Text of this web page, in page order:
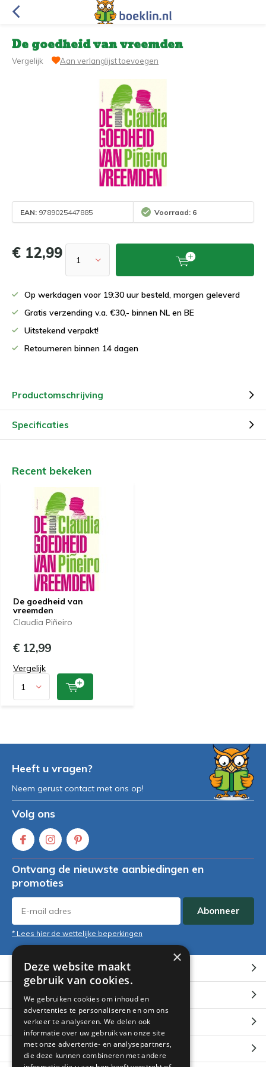
De goedheid van vreemden
Vergelijk Aan verlanglijst toevoegen
EAN: 9789025447885 Voorraad: 6
€ 12,99
Op werkdagen voor 19:30 uur besteld, morgen geleverd
Gratis verzending v.a. €30,- binnen NL en BE
Uitstekend verpakt!
Retourneren binnen 14 dagen
Productomschrijving
Specificaties
Recent bekeken
De goedheid van
vreemden
Claudia Piñeiro
€ 12,99
Vergelijk
Heeft u vragen?
Neem gerust contact met ons op!
Volg ons
Ontvang de nieuwste aanbiedingen en
promoties
Abonneer
* Lees hier de wettelijke beperkingen
Klantenservice
Mijn account
Categorieën
Contact
×
Deze website maakt
gebruik van cookies.
We gebruiken cookies om inhoud en
advertenties te personaliseren en om ons
verkeer te analyseren. We delen ook
informatie over uw gebruik van onze site
met onze advertentie- en analysepartners,
die deze kunnen combineren met andere